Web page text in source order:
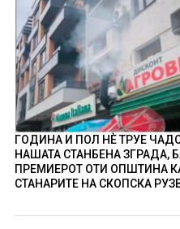
ГОДИНА И ПОЛ НÈ ТРУЕ
НАШАТА СТАНБЕНА ЗГРАДА,
ПРЕМИЕРОТ ОТИ ОПШТИНА
СТАНАРИТЕ НА СКОПСКА